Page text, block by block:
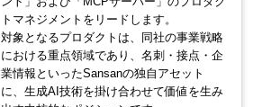
トマネジメントをリードします。
対象となるプロダクトは、同社の事業戦略
における重点領域であり、名刺・接点・企
業情報といったSansanの独自アセット
に、生成AI技術を掛け合わせて価値を生み